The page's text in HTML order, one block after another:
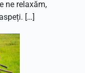
ne relaxăm,
[…]